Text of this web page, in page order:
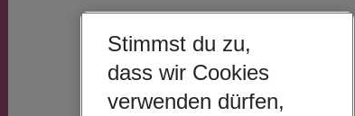
Stimmst du zu,
dass wir Cookies
verwenden dürfen,